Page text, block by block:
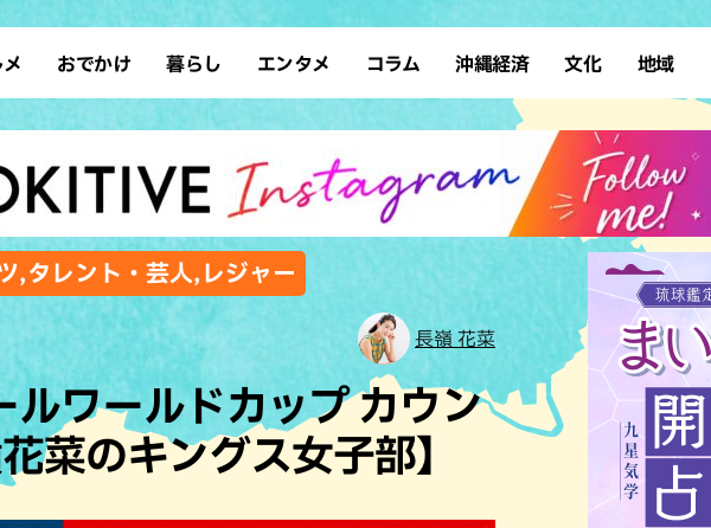
ン 沖縄そば
ウト カフェ
和食・日本料理
理 アジア・エスニック
イタリアン
洋料理 フレンチ
・焼肉 焼鳥・串料理
肉料理 居酒屋・バー
イキング
おでかけ
デート ドライブ
散歩 ソロ活
歴史 体験
レジャー
サウナ 公園
沖縄の海
暮らし
レシピ SDGs
ファッション ローカルニュース
沖縄移住 沖縄旧暦行事
エンタメ
スポーツ 占い
タレント・芸人 テレビ
コラム 沖縄経済 文化
復帰50年
地域
本島北部
本島南部
北部離島
,タレント・芸人,レジャー
長嶺 花菜
ワールドカップ カウン
菜のキングス女子部】